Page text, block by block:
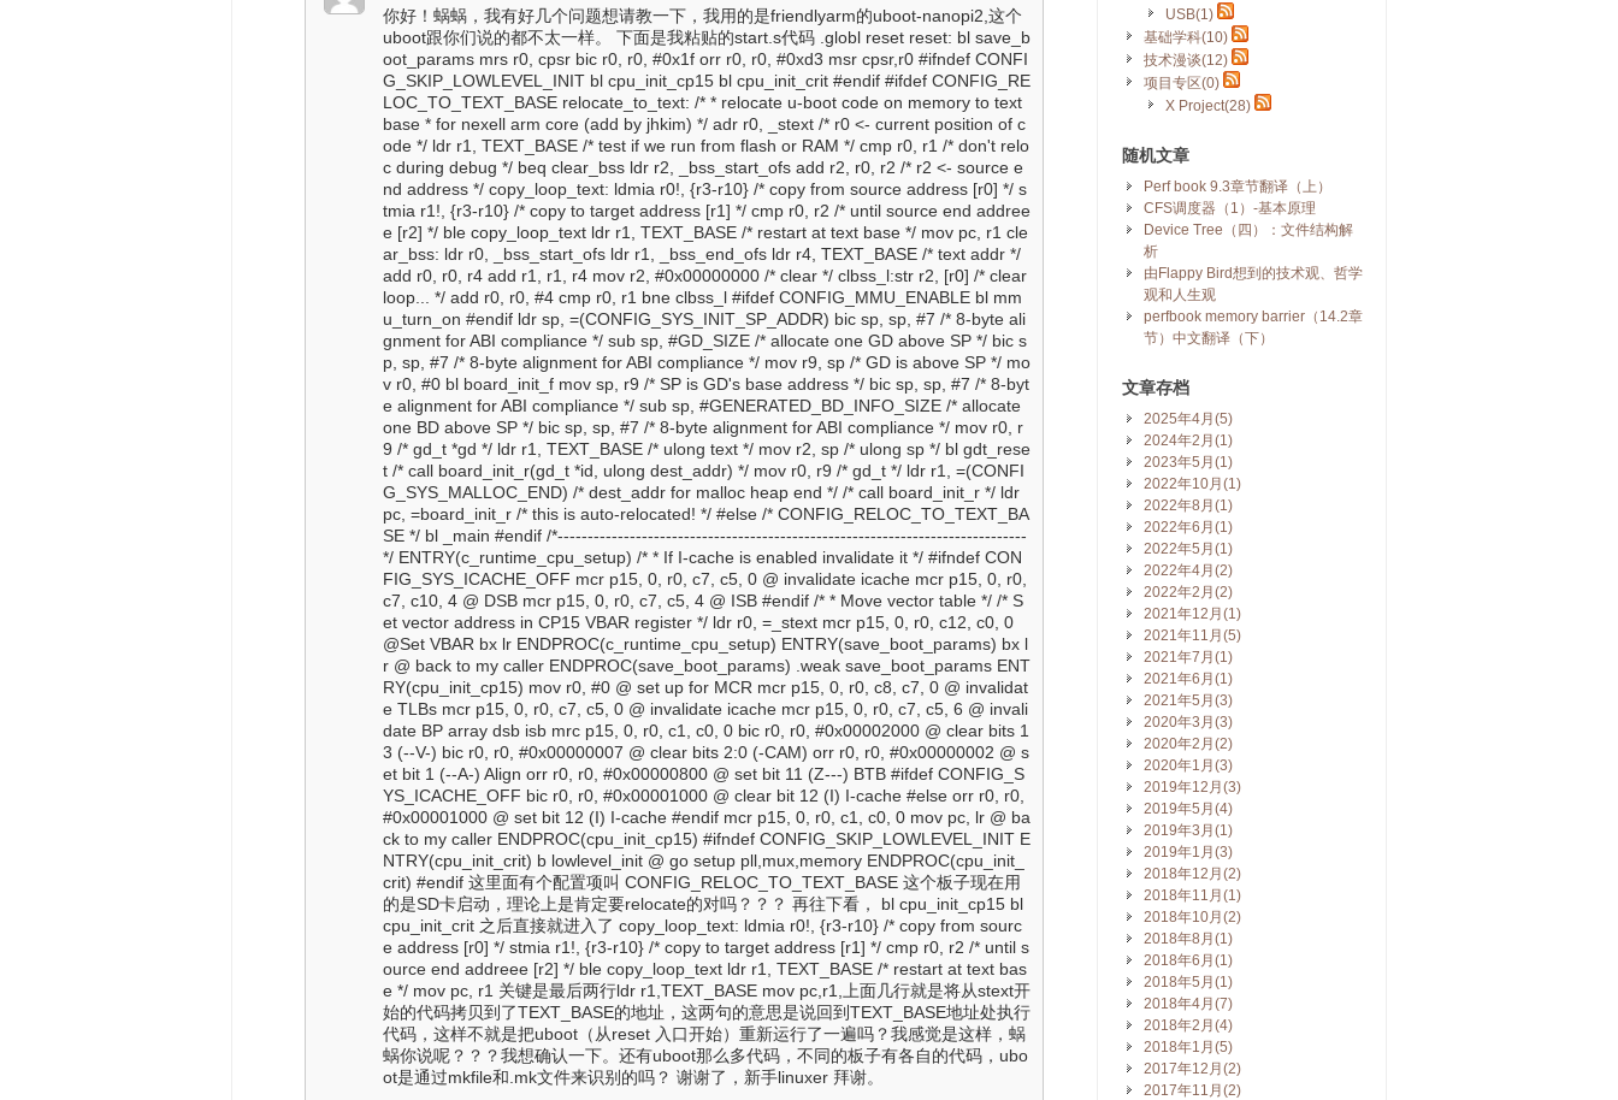
你好！蜗蜗，我有好几个问题想请教一下，我用的是friendlyarm的uboot-nanopi2,这个
uboot跟你们说的都不太一样。 下面是我粘贴的start.s代码 .globl reset reset: bl save_b
oot_params mrs r0, cpsr bic r0, r0, #0x1f orr r0, r0, #0xd3 msr cpsr,r0 #ifndef CONFI
G_SKIP_LOWLEVEL_INIT bl cpu_init_cp15 bl cpu_init_crit #endif #ifdef CONFIG_RE
LOC_TO_TEXT_BASE relocate_to_text: /* * relocate u-boot code on memory to text
base * for nexell arm core (add by jhkim) */ adr r0, _stext /* r0 <- current position of c
ode */ ldr r1, TEXT_BASE /* test if we run from flash or RAM */ cmp r0, r1 /* don't relo
c during debug */ beq clear_bss ldr r2, _bss_start_ofs add r2, r0, r2 /* r2 <- source e
nd address */ copy_loop_text: ldmia r0!, {r3-r10} /* copy from source address [r0] */ s
tmia r1!, {r3-r10} /* copy to target address [r1] */ cmp r0, r2 /* until source end addree
e [r2] */ ble copy_loop_text ldr r1, TEXT_BASE /* restart at text base */ mov pc, r1 cle
ar_bss: ldr r0, _bss_start_ofs ldr r1, _bss_end_ofs ldr r4, TEXT_BASE /* text addr */
add r0, r0, r4 add r1, r1, r4 mov r2, #0x00000000 /* clear */ clbss_l:str r2, [r0] /* clear
loop... */ add r0, r0, #4 cmp r0, r1 bne clbss_l #ifdef CONFIG_MMU_ENABLE bl mm
u_turn_on #endif ldr sp, =(CONFIG_SYS_INIT_SP_ADDR) bic sp, sp, #7 /* 8-byte ali
gnment for ABI compliance */ sub sp, #GD_SIZE /* allocate one GD above SP */ bic s
p, sp, #7 /* 8-byte alignment for ABI compliance */ mov r9, sp /* GD is above SP */ mo
v r0, #0 bl board_init_f mov sp, r9 /* SP is GD's base address */ bic sp, sp, #7 /* 8-byt
e alignment for ABI compliance */ sub sp, #GENERATED_BD_INFO_SIZE /* allocate
one BD above SP */ bic sp, sp, #7 /* 8-byte alignment for ABI compliance */ mov r0, r
9 /* gd_t *gd */ ldr r1, TEXT_BASE /* ulong text */ mov r2, sp /* ulong sp */ bl gdt_rese
t /* call board_init_r(gd_t *id, ulong dest_addr) */ mov r0, r9 /* gd_t */ ldr r1, =(CONFI
G_SYS_MALLOC_END) /* dest_addr for malloc heap end */ /* call board_init_r */ ldr
pc, =board_init_r /* this is auto-relocated! */ #else /* CONFIG_RELOC_TO_TEXT_BA
SE */ bl _main #endif /*------------------------------------------------------------------------------
*/ ENTRY(c_runtime_cpu_setup) /* * If I-cache is enabled invalidate it */ #ifndef CON
FIG_SYS_ICACHE_OFF mcr p15, 0, r0, c7, c5, 0 @ invalidate icache mcr p15, 0, r0,
c7, c10, 4 @ DSB mcr p15, 0, r0, c7, c5, 4 @ ISB #endif /* * Move vector table */ /* S
et vector address in CP15 VBAR register */ ldr r0, =_stext mcr p15, 0, r0, c12, c0, 0
@Set VBAR bx lr ENDPROC(c_runtime_cpu_setup) ENTRY(save_boot_params) bx l
r @ back to my caller ENDPROC(save_boot_params) .weak save_boot_params ENT
RY(cpu_init_cp15) mov r0, #0 @ set up for MCR mcr p15, 0, r0, c8, c7, 0 @ invalidat
e TLBs mcr p15, 0, r0, c7, c5, 0 @ invalidate icache mcr p15, 0, r0, c7, c5, 6 @ invali
date BP array dsb isb mrc p15, 0, r0, c1, c0, 0 bic r0, r0, #0x00002000 @ clear bits 1
3 (--V-) bic r0, r0, #0x00000007 @ clear bits 2:0 (-CAM) orr r0, r0, #0x00000002 @ s
et bit 1 (--A-) Align orr r0, r0, #0x00000800 @ set bit 11 (Z---) BTB #ifdef CONFIG_S
YS_ICACHE_OFF bic r0, r0, #0x00001000 @ clear bit 12 (I) I-cache #else orr r0, r0,
#0x00001000 @ set bit 12 (I) I-cache #endif mcr p15, 0, r0, c1, c0, 0 mov pc, lr @ ba
ck to my caller ENDPROC(cpu_init_cp15) #ifndef CONFIG_SKIP_LOWLEVEL_INIT E
NTRY(cpu_init_crit) b lowlevel_init @ go setup pll,mux,memory ENDPROC(cpu_init_
crit) #endif 这里面有个配置项叫 CONFIG_RELOC_TO_TEXT_BASE 这个板子现在用
的是SD卡启动，理论上是肯定要relocate的对吗？？？ 再往下看， bl cpu_init_cp15 bl
cpu_init_crit 之后直接就进入了 copy_loop_text: ldmia r0!, {r3-r10} /* copy from sourc
e address [r0] */ stmia r1!, {r3-r10} /* copy to target address [r1] */ cmp r0, r2 /* until s
ource end addreee [r2] */ ble copy_loop_text ldr r1, TEXT_BASE /* restart at text bas
e */ mov pc, r1 关键是最后两行ldr r1,TEXT_BASE mov pc,r1,上面几行就是将从stext开
始的代码拷贝到了TEXT_BASE的地址，这两句的意思是说回到TEXT_BASE地址处执行
代码，这样不就是把uboot（从reset 入口开始）重新运行了一遍吗？我感觉是这样，蜗
蜗你说呢？？？我想确认一下。还有uboot那么多代码，不同的板子有各自的代码，ubo
ot是通过mkfile和.mk文件来识别的吗？ 谢谢了，新手linuxer 拜谢。
USB(1)
基础学科(10)
技术漫谈(12)
项目专区(0)
X Project(28)
随机文章
Perf book 9.3章节翻译（上）
CFS调度器（1）-基本原理
Device Tree（四）：文件结构解
析
由Flappy Bird想到的技术观、哲学
观和人生观
perfbook memory barrier（14.2章
节）中文翻译（下）
文章存档
2025年4月(5)
2024年2月(1)
2023年5月(1)
2022年10月(1)
2022年8月(1)
2022年6月(1)
2022年5月(1)
2022年4月(2)
2022年2月(2)
2021年12月(1)
2021年11月(5)
2021年7月(1)
2021年6月(1)
2021年5月(3)
2020年3月(3)
2020年2月(2)
2020年1月(3)
2019年12月(3)
2019年5月(4)
2019年3月(1)
2019年1月(3)
2018年12月(2)
2018年11月(1)
2018年10月(2)
2018年8月(1)
2018年6月(1)
2018年5月(1)
2018年4月(7)
2018年2月(4)
2018年1月(5)
2017年12月(2)
2017年11月(2)